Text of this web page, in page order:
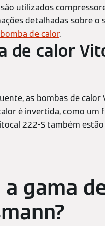
utilizados
detalhadas sobre
de calor.
de calor
as bombas de
é invertida, como um
222-S também
gama